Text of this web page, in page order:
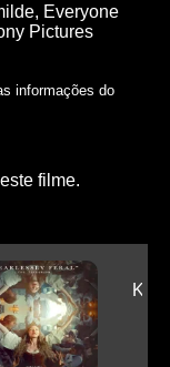
Everyone
Pictures
informações do
filme.
K-